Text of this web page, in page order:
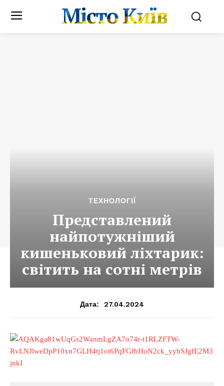
Місто Київ
ТЕХНОЛОГІЇ
Представлений
найпотужніший
кишеньковий ліхтарик:
світить на сотні метрів
Дата: 27.04.2024